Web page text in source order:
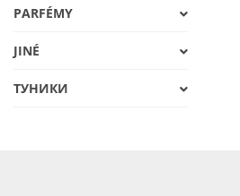
PARFÉMY
JINÉ
ТУНИКИ